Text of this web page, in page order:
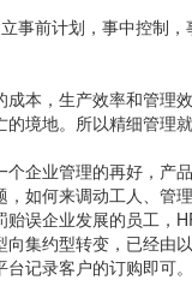
事前计划，事中控制
，生产效率和管理
境地。所以精细管理
业管理的再好，产
如何来调动工人、管
误企业发展的员工，
集约型转变，已经由
记录客户的订购即可